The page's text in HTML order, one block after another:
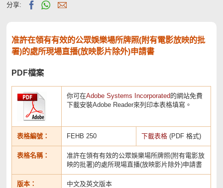
分享:
准許在領有有效的公眾娛樂場所牌照(附有電影放映的批
署)的處所現場直播(放映影片除外)申請書
PDF檔案
你可在Adobe Systems Incorporated的網站免費
下載安裝Adobe Reader來列印本表格填寫。
表格編號： FEHB 250 下載表格 (PDF 格式)
表格名稱：
准許在領有有效的公眾娛樂場所牌照(附有電影放
映的批署)的處所現場直播(放映影片除外)申請書
版本： 中文及英文版本